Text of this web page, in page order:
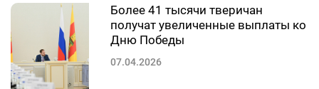
Более 41 тысячи тверичан
получат увеличенные выплаты ко
Дню Победы
07.04.2026